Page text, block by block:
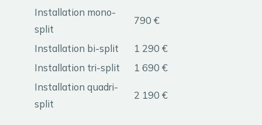
Installation mono-
split
790 €
Installation bi-split
1 290 €
Installation tri-split
1 690 €
Installation quadri-
split
2 190 €